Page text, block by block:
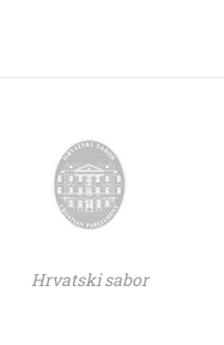
Hrvatski sabor